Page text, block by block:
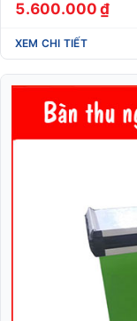
5.600.000 ₫
XEM CHI TIẾT